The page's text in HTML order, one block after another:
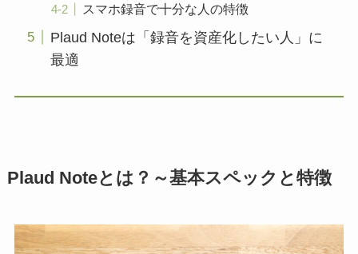
スマホ録音で十分な人の特徴
Plaud Noteは「録音を資産化したい人」に
最適
Plaud Noteとは？～基本スペックと特徴